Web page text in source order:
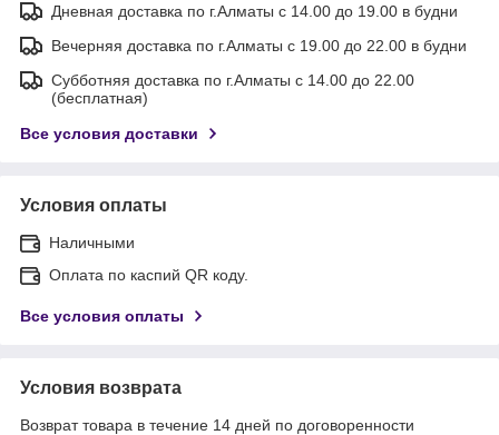
Дневная доставка по г.Алматы с 14.00 до 19.00 в будни
Вечерняя доставка по г.Алматы с 19.00 до 22.00 в будни
Субботняя доставка по г.Алматы с 14.00 до 22.00
(бесплатная)
Все условия доставки
Условия оплаты
Наличными
Оплата по каспий QR коду.
Все условия оплаты
Условия возврата
Возврат товара в течение 14 дней по договоренности